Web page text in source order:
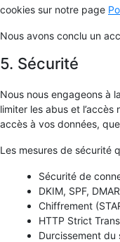
cookies sur notre page
Nous avons conclu un
5. Sécurité
Nous nous engageons à
limiter les abus et
accès à vos données,
Les mesures de sécurité
Sécurité de
DKIM, SPF,
Chiffrement
HTTP Strict
Durcissement